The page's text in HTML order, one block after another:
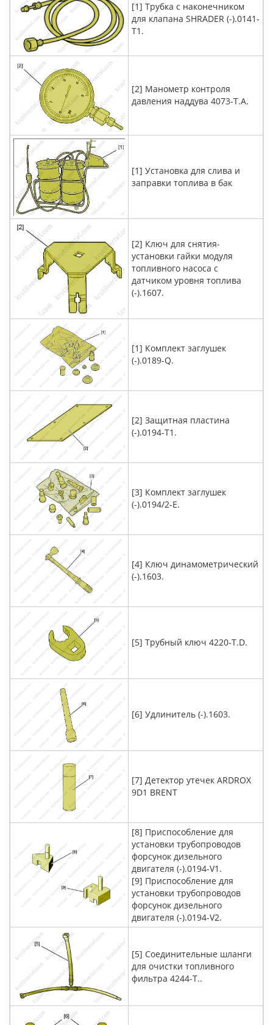
[1] Трубка с наконечником
для клапана SHRADER (-).0141-
T1.
[2] Манометр контроля
давления наддува 4073-T.A.
[1] Установка для слива и
заправки топлива в бак
[2] Ключ для снятия-
установки гайки модуля
топливного насоса с
датчиком уровня топлива
(-).1607.
[1] Комплект заглушек
(-).0189-Q.
[2] Защитная пластина
(-).0194-T1.
[3] Комплект заглушек
(-).0194/2-E.
[4] Ключ динамометрический
(-).1603.
[5] Трубный ключ 4220-T.D.
[6] Удлинитель (-).1603.
[7] Детектор утечек ARDROX
9D1 BRENT
[8] Приспособление для
установки трубопроводов
форсунок дизельного
двигателя (-).0194-V1.
[9] Приспособление для
установки трубопроводов
форсунок дизельного
двигателя (-).0194-V2.
[5] Соединительные шланги
для очистки топливного
фильтра 4244-T..